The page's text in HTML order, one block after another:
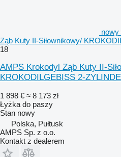
nowy
Ząb Kuty II-Siłownikowy/
18
AMPS Krokodyl Ząb Kuty II-
KROKODILGEBISS 2-
1 898 € ≈ 8 173 zł
Łyżka do paszy
Stan nowy
Polska, Pułtusk
AMPS Sp. z o.o.
Kontakt z dealerem